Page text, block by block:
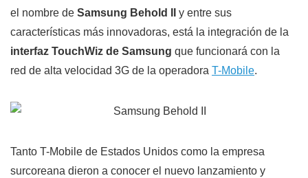
el nombre de Samsung Behold II
y entre sus
características más innovadoras, está la integración de la
interfaz TouchWiz de Samsung que funcionará con la
red de alta velocidad 3G de la operadora T-Mobile.
Tanto T-Mobile de Estados Unidos como la empresa
surcoreana dieron a conocer el nuevo lanzamiento y